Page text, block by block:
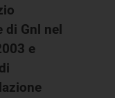
di Gnl nel
e